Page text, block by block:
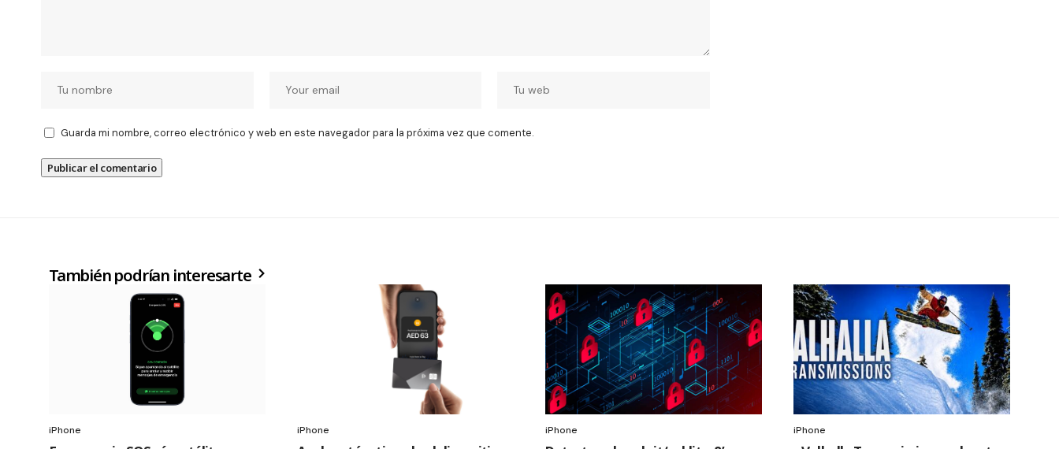
Guarda mi nombre, correo electrónico y web en este navegador para la próxima vez que comente.
También podrían interesarte
iPhone iPhone iPhone iPhone